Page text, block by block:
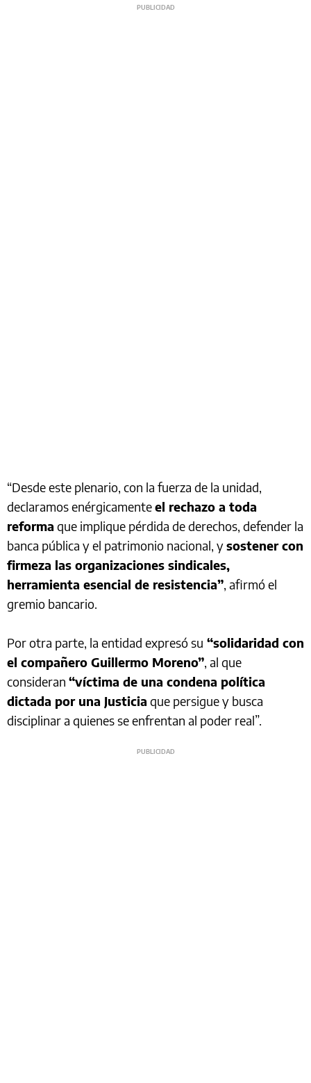
“Desde este plenario, con la fuerza de la unidad,
declaramos enérgicamenteel rechazo a toda
reforma que implique pérdida de derechos, defender la
banca pública y el patrimonio nacional, ysostener con
firmeza las organizaciones sindicales,
herramienta esencial de resistencia”, afirmó el
gremio bancario.
Por otra parte, la entidad expresó su “solidaridad con
el compañero Guillermo Moreno”, al que
consideran “víctima de una condena política
dictada por una Justicia que persigue y busca
disciplinar a quienes se enfrentan al poder real”.